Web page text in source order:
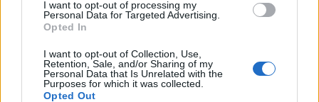
I want to opt-out of processing my
Personal Data for Targeted Advertising.
Opted In
I want to opt-out of Collection, Use,
Retention, Sale, and/or Sharing of my
Personal Data that Is Unrelated with the
Purposes for which it was collected.
Opted Out
να προσθέσετε το techgear.gr στη λίστα σας με
αντιγραφή και επικόλληση της διεύθυνσης
https://www.techgear.gr/feed/ στο αντίστοιχο πεδίο
της υπηρεσίας σας. Αν προτιμάτε το Twitter, θα μας
βρείτε στο προφίλ@techgeargr